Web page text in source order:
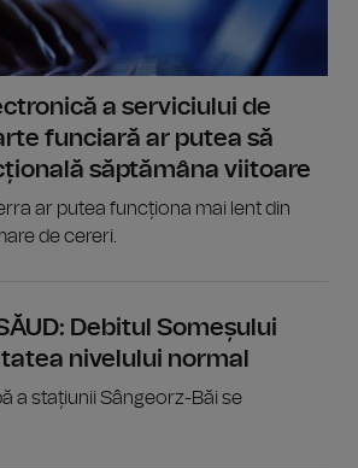
a serviciului de
funciară ar putea să
săptămâna viitoare
ar putea funcționa mai lent din
de cereri.
Debitul Someșului
nivelului normal
a stațiunii Sângeorz-Băi se